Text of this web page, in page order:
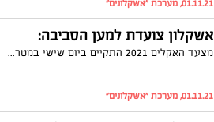
01.11.21, מערכת "אשקלונים"
אשקלון צועדת למען הסביבה:
מצעד האקלים 2021 התקיים ביום שישי במטרה להעלות את המודעות למניעת המשך המגמה של ההתחממות הגלובלית. גם תושבי אשקלון הצטרפו ליוזמה
01.11.21, מערכת "אשקלונים"